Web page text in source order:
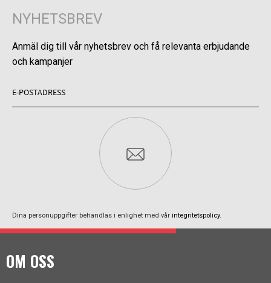
NYHETSBREV
Anmäl dig till vår nyhetsbrev och få relevanta erbjudande
och kampanjer
Dina personuppgifter behandlas i enlighet med vår integritetspolicy.
OM OSS